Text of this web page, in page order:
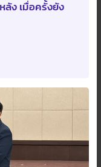
ลัง เมื่อครั้งยัง